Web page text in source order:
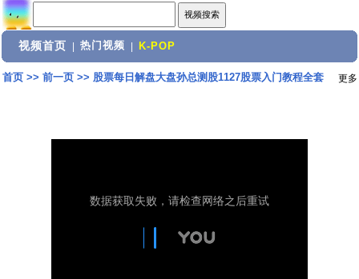
视频首页 热门视频 K-POP
首页>> 前一页>> 股票每日解盘大盘孙总测股1127股票入门教程全套 更多